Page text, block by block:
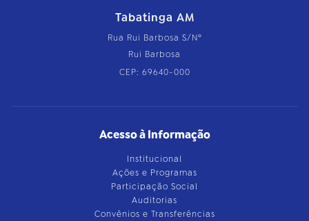
Tabatinga AM
Rua Rui Barbosa S/Nº
Rui Barbosa
CEP: 69640-000
Acesso à Informação
Institucional
Ações e Programas
Participação Social
Auditorias
Convênios e Transferências